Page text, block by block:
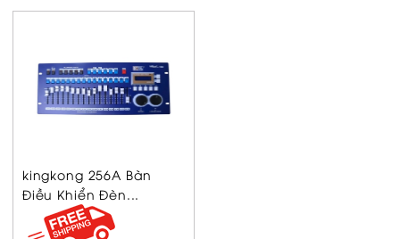
kingkong 256A Bàn
Điều Khiển Đèn...